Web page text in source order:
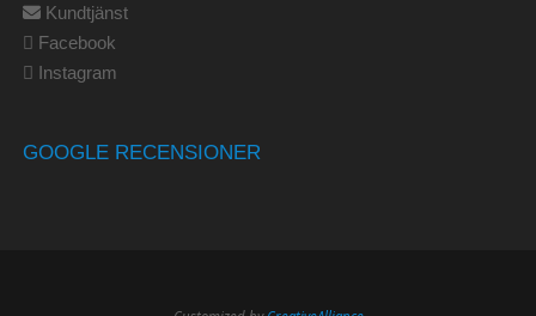
Kundtjänst
Facebook
Instagram
GOOGLE RECENSIONER